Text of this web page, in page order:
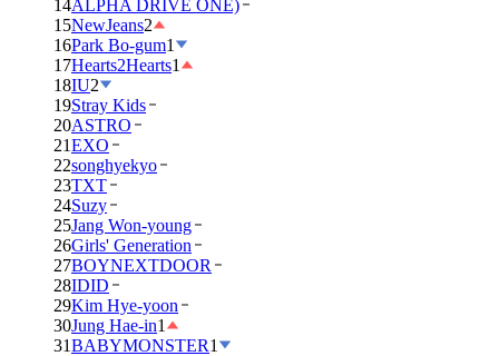
14ALPHA DRIVE ONE)
15NewJeans2
16Park Bo-gum1
17Hearts2Hearts1
18IU2
19Stray Kids
20ASTRO
21EXO
22songhyekyo
23TXT
24Suzy
25Jang Won-young
26Girls' Generation
27BOYNEXTDOOR
28IDID
29Kim Hye-yoon
30Jung Hae-in1
31BABYMONSTER1